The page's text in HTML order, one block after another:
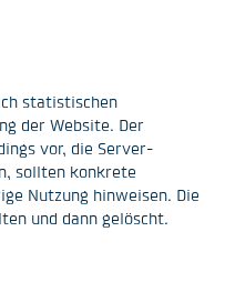
statistischen
der Website. Der
vor, die Server-
sollten konkrete
Nutzung hinweisen. Die
und dann gelöscht.